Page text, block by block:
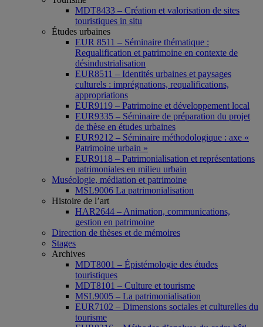
MDT8433 – Création et valorisation de sites
touristiques in situ
Études urbaines
EUR 8511 – Séminaire thématique :
Requalification et patrimoine en contexte de
désindustrialisation
EUR8511 – Identités urbaines et paysages
culturels : imprégnations, requalifications,
appropriations
EUR9119 – Patrimoine et développement local
EUR9335 – Séminaire de préparation du projet
de thèse en études urbaines
EUR9212 – Séminaire méthodologique : axe «
Patrimoine urbain »
EUR9118 – Patrimonialisation et représentations
patrimoniales en milieu urbain
Muséologie, médiation et patrimoine
MSL9006 La patrimonialisation
Histoire de l’art
HAR2644 – Animation, communications,
gestion en patrimoine
Direction de thèses et de mémoires
Stages
Archives
MDT8001 – Épistémologie des études
touristiques
MDT8101 – Culture et tourisme
MSL9005 – La patrimonialisation
EUR7102 – Dimensions sociales et culturelles du
tourisme